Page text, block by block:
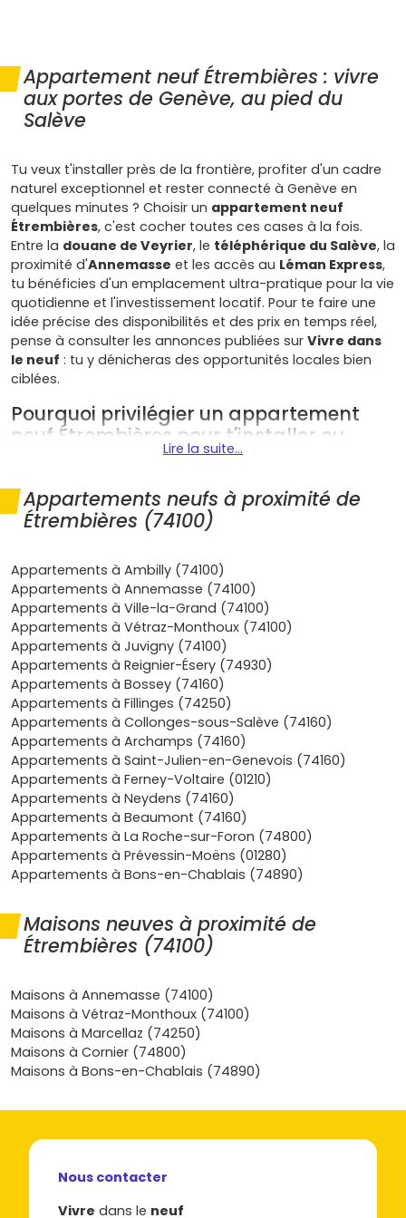
Appartement neuf Étrembières : vivre
aux portes de Genève, au pied du
Salève
Tu veux t'installer près de la frontière, profiter d'un cadre
naturel exceptionnel et rester connecté à Genève en
quelques minutes ? Choisir un appartement neuf
Étrembières, c'est cocher toutes ces cases à la fois.
Entre la douane de Veyrier, le téléphérique du Salève, la
proximité d'Annemasse et les accès au Léman Express,
tu bénéficies d'un emplacement ultra-pratique pour la vie
quotidienne et l'investissement locatif. Pour te faire une
idée précise des disponibilités et des prix en temps réel,
pense à consulter les annonces publiées sur Vivre dans
le neuf : tu y dénicheras des opportunités locales bien
ciblées.
Pourquoi privilégier un appartement
neuf Étrembières pour t'installer ou
Plusieurs atouts font d'Étrembières une destination de
choix pour ton projet immobilier :
Étrembières est collée àGenève
Veyrier), à deux pas d'Annemasse
réseauLéman Expressvia la gare voisine. Idéal si tu
travailles en Suisse ou si tu vises une clientèle de
frontaliers.
Cadre de vie premium: nature immédiate avec le
Salève, berges de l'Arve, commerces et services
d'Annemasse tout proches. Parfait pour conjuguer air
pur et confort urbain.
Programmes RE 2020: un logement neuf signifie
meilleures performances énergétiques , isolation
acoustique soignée, planchers chauffants ou
pompes à chaleur selon les projets, et
notaire réduits (2–3 %).
Demande locative soutenue: lesfrontaliers
actifs genevois cherchent des biens bien placés,
modernes et économes en énergie. Étrembières
coche toutes les cases pour viser une occupation
Accès aux dispositifs(selon ton profil et le
programme) : Pinel+pour l'investissement si le projet
Les types d'appartements neufs
disponibles à Étrembières
Le marché de l'appartement neuf Étrembières
accédants, frontaliers seuls ou investisseurs. Très
Annemassepour faciliter les trajets vers Genève.
T3 et T4 familiaux
: agencements optimisés, belles
Lire la suite...
Appartements neufs à proximité de
Étrembières (74100)
Appartements à Ambilly (74100)
Appartements à Annemasse (74100)
Appartements à Ville-la-Grand (74100)
Appartements à Vétraz-Monthoux (74100)
Appartements à Juvigny (74100)
Appartements à Reignier-Ésery (74930)
Appartements à Bossey (74160)
Appartements à Fillinges (74250)
Appartements à Collonges-sous-Salève (74160)
Appartements à Archamps (74160)
Appartements à Saint-Julien-en-Genevois (74160)
Appartements à Ferney-Voltaire (01210)
Appartements à Neydens (74160)
Appartements à Beaumont (74160)
Appartements à La Roche-sur-Foron (74800)
Appartements à Prévessin-Moëns (01280)
Appartements à Bons-en-Chablais (74890)
Maisons neuves à proximité de
Étrembières (74100)
Maisons à Annemasse (74100)
Maisons à Vétraz-Monthoux (74100)
Maisons à Marcellaz (74250)
Maisons à Cornier (74800)
Maisons à Bons-en-Chablais (74890)
Nous contacter
Vivre dans le neuf